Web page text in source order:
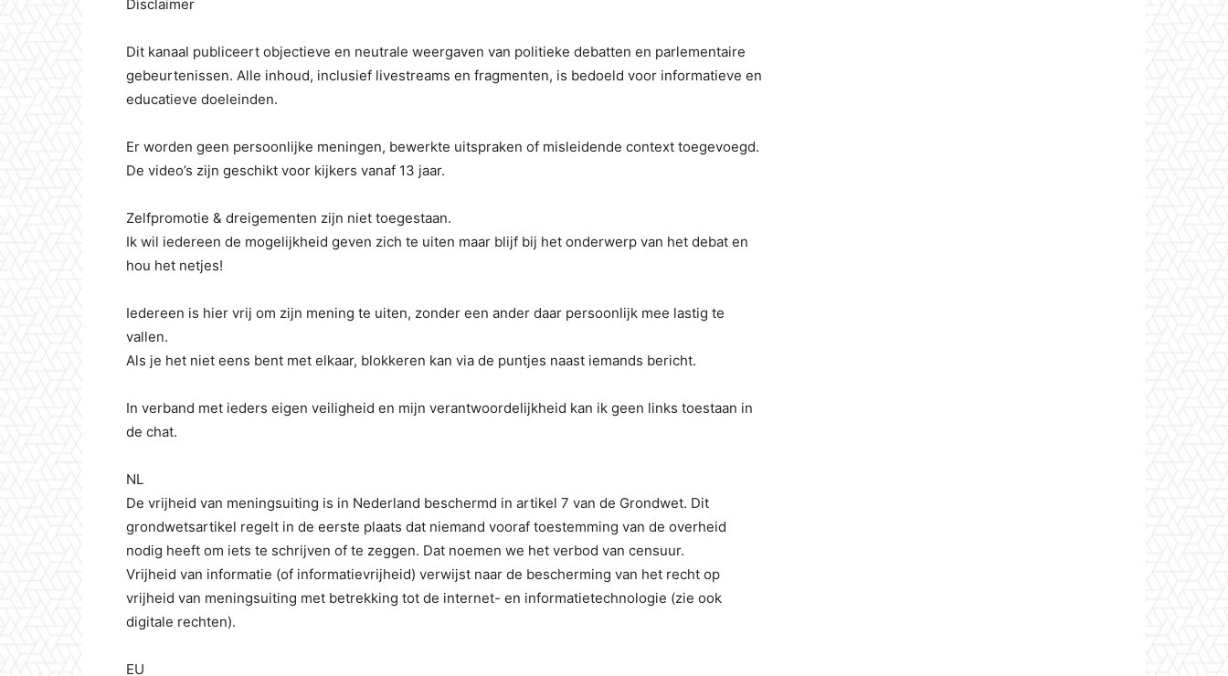
Disclaimer
Dit kanaal publiceert objectieve en neutrale weergaven van politieke debatten en parlementaire
gebeurtenissen. Alle inhoud, inclusief livestreams en fragmenten, is bedoeld voor informatieve en
educatieve doeleinden.
Er worden geen persoonlijke meningen, bewerkte uitspraken of misleidende context toegevoegd.
De video’s zijn geschikt voor kijkers vanaf 13 jaar.
Zelfpromotie & dreigementen zijn niet toegestaan.
Ik wil iedereen de mogelijkheid geven zich te uiten maar blijf bij het onderwerp van het debat en
hou het netjes!
Iedereen is hier vrij om zijn mening te uiten, zonder een ander daar persoonlijk mee lastig te
vallen.
Als je het niet eens bent met elkaar, blokkeren kan via de puntjes naast iemands bericht.
In verband met ieders eigen veiligheid en mijn verantwoordelijkheid kan ik geen links toestaan in
de chat.
NL
De vrijheid van meningsuiting is in Nederland beschermd in artikel 7 van de Grondwet. Dit
grondwetsartikel regelt in de eerste plaats dat niemand vooraf toestemming van de overheid
nodig heeft om iets te schrijven of te zeggen. Dat noemen we het verbod van censuur.
Vrijheid van informatie (of informatievrijheid) verwijst naar de bescherming van het recht op
vrijheid van meningsuiting met betrekking tot de internet- en informatietechnologie (zie ook
digitale rechten).
EU